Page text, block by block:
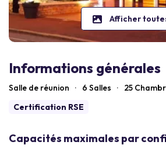
Afficher
Informations générales
Salle de réunion · 6 Salles · 25
Certification RSE
Capacités maximales par